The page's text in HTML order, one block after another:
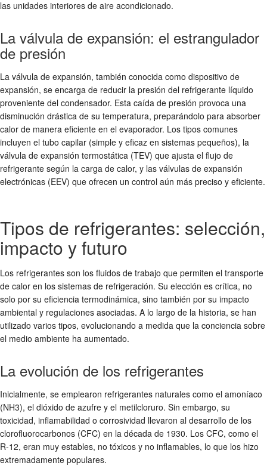
las unidades interiores de aire acondicionado.
La válvula de expansión: el estrangulador
de presión
La válvula de expansión, también conocida como dispositivo de
expansión, se encarga de reducir la presión del refrigerante líquido
proveniente del condensador. Esta caída de presión provoca una
disminución drástica de su temperatura, preparándolo para absorber
calor de manera eficiente en el evaporador. Los tipos comunes
incluyen el tubo capilar (simple y eficaz en sistemas pequeños), la
válvula de expansión termostática (TEV) que ajusta el flujo de
refrigerante según la carga de calor, y las válvulas de expansión
electrónicas (EEV) que ofrecen un control aún más preciso y eficiente.
Tipos de refrigerantes: selección,
impacto y futuro
Los refrigerantes son los fluidos de trabajo que permiten el transporte
de calor en los sistemas de refrigeración. Su elección es crítica, no
solo por su eficiencia termodinámica, sino también por su impacto
ambiental y regulaciones asociadas. A lo largo de la historia, se han
utilizado varios tipos, evolucionando a medida que la conciencia sobre
el medio ambiente ha aumentado.
La evolución de los refrigerantes
Inicialmente, se emplearon refrigerantes naturales como el amoníaco
(NH3), el dióxido de azufre y el metilcloruro. Sin embargo, su
toxicidad, inflamabilidad o corrosividad llevaron al desarrollo de los
clorofluorocarbonos (CFC) en la década de 1930. Los CFC, como el
R-12, eran muy estables, no tóxicos y no inflamables, lo que los hizo
extremadamente populares.